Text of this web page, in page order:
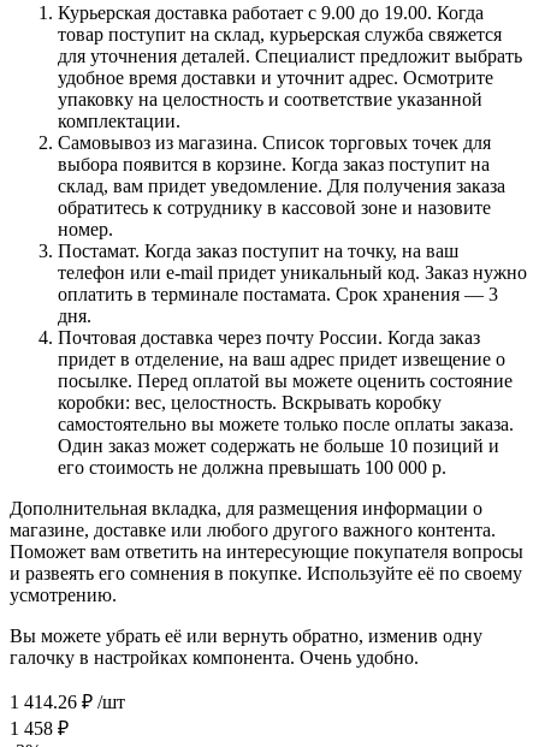
Курьерская доставка работает с 9.00 до 19.00. Когда
товар поступит на склад, курьерская служба свяжется
для уточнения деталей. Специалист предложит выбрать
удобное время доставки и уточнит адрес. Осмотрите
упаковку на целостность и соответствие указанной
комплектации.
Самовывоз из магазина. Список торговых точек для
выбора появится в корзине. Когда заказ поступит на
склад, вам придет уведомление. Для получения заказа
обратитесь к сотруднику в кассовой зоне и назовите
номер.
Постамат. Когда заказ поступит на точку, на ваш
телефон или e-mail придет уникальный код. Заказ нужно
оплатить в терминале постамата. Срок хранения — 3
дня.
Почтовая доставка через почту России. Когда заказ
придет в отделение, на ваш адрес придет извещение о
посылке. Перед оплатой вы можете оценить состояние
коробки: вес, целостность. Вскрывать коробку
самостоятельно вы можете только после оплаты заказа.
Один заказ может содержать не больше 10 позиций и
его стоимость не должна превышать 100 000 р.
Дополнительная вкладка, для размещения информации о
магазине, доставке или любого другого важного контента.
Поможет вам ответить на интересующие покупателя вопросы
и развеять его сомнения в покупке. Используйте её по своему
усмотрению.
Вы можете убрать её или вернуть обратно, изменив одну
галочку в настройках компонента. Очень удобно.
1 414.26 ₽ /шт
1 458 ₽